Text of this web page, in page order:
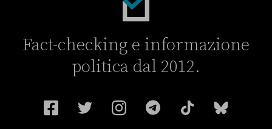
Fact-checking e informazione
politica dal 2012.